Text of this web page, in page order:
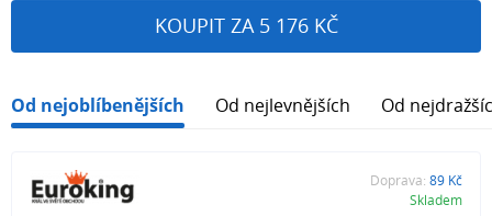
KOUPIT ZA 5 176 KČ
Od nejoblíbenějších Od nejlevnějších Od
Doprava: 89 Kč
Skladem